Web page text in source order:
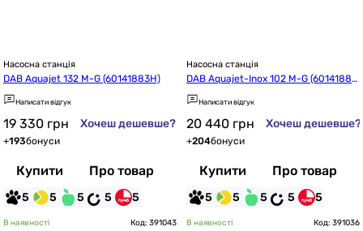
Насосна станція
DAB Aquajet 132 M-G (60141883H)
Написати відгук
19 330 грн Хочеш дешевше?
+193бонуси
Купити Про товар
5 5 5 5 5
Насосна станція
DAB Aquajet-Inox 102 M-G (60141885
H)
Написати відгук
20 440 грн Хочеш дешевше?
+204бонуси
Купити Про товар
5 5 5 5 5
В наявності Код: 391043 В наявності Код: 391036